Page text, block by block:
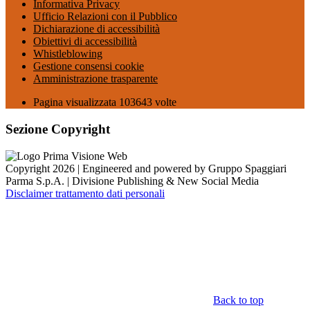
Informativa Privacy
Ufficio Relazioni con il Pubblico
Dichiarazione di accessibilità
Obiettivi di accessibilità
Whistleblowing
Gestione consensi cookie
Amministrazione trasparente
Pagina visualizzata 103643 volte
Sezione Copyright
Copyright 2026 | Engineered and powered by Gruppo Spaggiari
Parma S.p.A. | Divisione Publishing & New Social Media
Disclaimer trattamento dati personali
Back to top